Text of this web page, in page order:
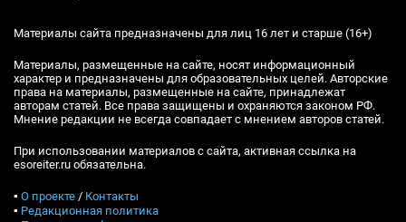
Материалы сайта предназначены для лиц 16 лет и старше (16+)
Материалы, размещенные на сайте, носят информационный
характер и предназначены для образовательных целей. Авторские
права на материалы, размещенные на сайте, принадлежат
авторам статей. Все права защищены и охраняются законом РФ.
Мнение редакции не всегда совпадает с мнением авторов статей.
При использовании материалов с сайта, активная ссылка на
esoreiter.ru обязательна.
▪ О проекте / Контакты
▪ Редакционная политика